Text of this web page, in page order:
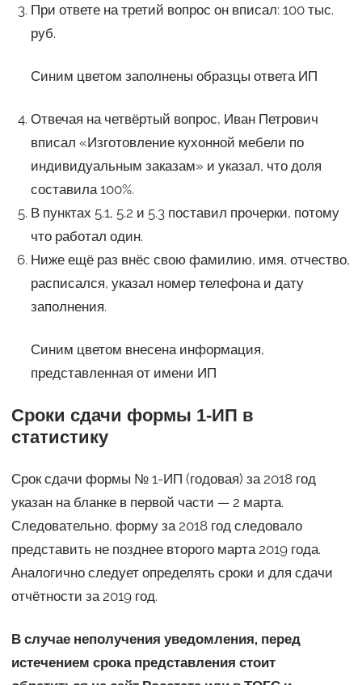
При ответе на третий вопрос он вписал: 100 тыс.
руб.
Синим цветом заполнены образцы ответа ИП
Отвечая на четвёртый вопрос, Иван Петрович
вписал «Изготовление кухонной мебели по
индивидуальным заказам» и указал, что доля
составила 100%.
В пунктах 5.1, 5.2 и 5.3 поставил прочерки, потому
что работал один.
Ниже ещё раз внёс свою фамилию, имя, отчество,
расписался, указал номер телефона и дату
заполнения.
Синим цветом внесена информация,
представленная от имени ИП
Сроки сдачи формы 1-ИП в
статистику
Срок сдачи формы № 1-ИП (годовая) за 2018 год
указан на бланке в первой части — 2 марта.
Следовательно, форму за 2018 год следовало
представить не позднее второго марта 2019 года.
Аналогично следует определять сроки и для сдачи
отчётности за 2019 год.
В случае неполучения уведомления, перед
истечением срока представления стоит